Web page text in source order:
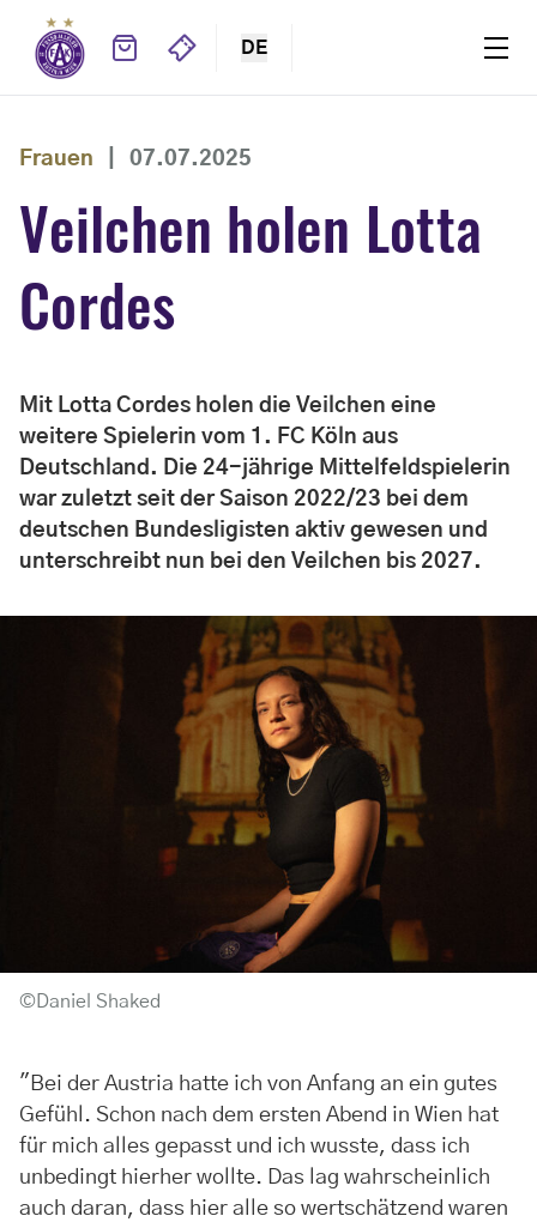
DE
Frauen 07.07.2025
Veilchen holen Lotta
Cordes
Mit Lotta Cordes holen die Veilchen eine
weitere Spielerin vom 1. FC Köln aus
Deutschland. Die 24-jährige Mittelfeldspielerin
war zuletzt seit der Saison 2022/23 bei dem
deutschen Bundesligisten aktiv gewesen und
unterschreibt nun bei den Veilchen bis 2027.
©Daniel Shaked
"Bei der Austria hatte ich von Anfang an ein gutes
Gefühl. Schon nach dem ersten Abend in Wien hat
für mich alles gepasst und ich wusste, dass ich
unbedingt hierher wollte. Das lag wahrscheinlich
auch daran, dass hier alle so wertschätzend waren